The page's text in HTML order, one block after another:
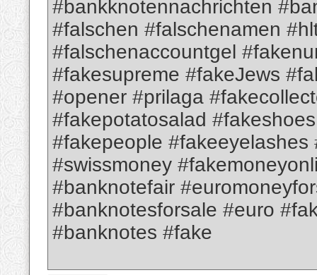
#bankknotennachrichten
#falschen #falschenamen
#falschenaccountgel
#fakesupreme #fakeJews
#opener #prilaga
#fakepotatosalad
#fakepeople
#swissmoney
#banknotefair
#banknotesforsale #euro
#banknotes #fake